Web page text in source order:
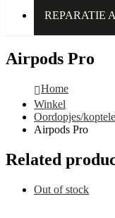
REPARATIE
Airpods Pro
Home
Winkel
Oordopjes/
Airpods Pro
Related
Out of stock